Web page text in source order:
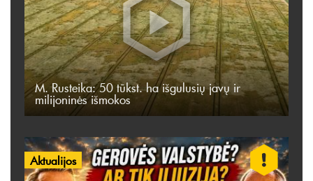
M. Rusteika: 50 tūkst. ha išgulusių javų ir
milijoninės išmokos
Aktualijos